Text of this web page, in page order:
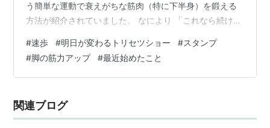
う簡単な運動で衰えがちな筋肉（特に下半身）を鍛える
方法が紹介されていました。 なにより 「これなら続けら
めてみました。 まだやり始めたばかりですが、いいなと
思ったのでやり方を書いておきます。 内容 運動といって
も内容はいたって簡単。 「１週間でトータル６０分間速
は １回の速歩は１分以上（←こういうのもいいです
ね）。 毎日でなくても良いの…
#速歩 #明日が変わるトリセツショー #スタンプ
#脚の筋力アップ #最近始めたこと
関連ブログ